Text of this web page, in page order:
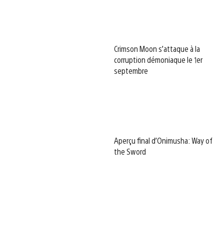
Crimson Moon s’attaque à la
corruption démoniaque le 1er
septembre
Aperçu final d’Onimusha: Way of
the Sword